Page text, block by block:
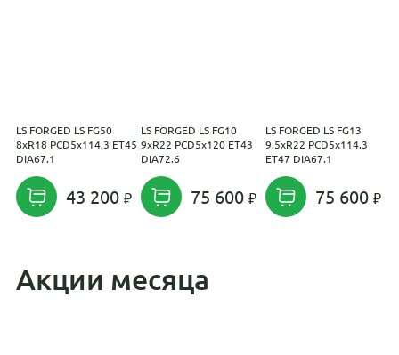
LS FORGED LS FG50
8xR18 PCD5x114.3 ET45
DIA67.1
43 200
LS FORGED LS FG10
9xR22 PCD5x120 ET43
DIA72.6
75 600
LS FORGED LS FG13
9.5xR22 PCD5x114.3
ET47 DIA67.1
75 600
Акции месяца